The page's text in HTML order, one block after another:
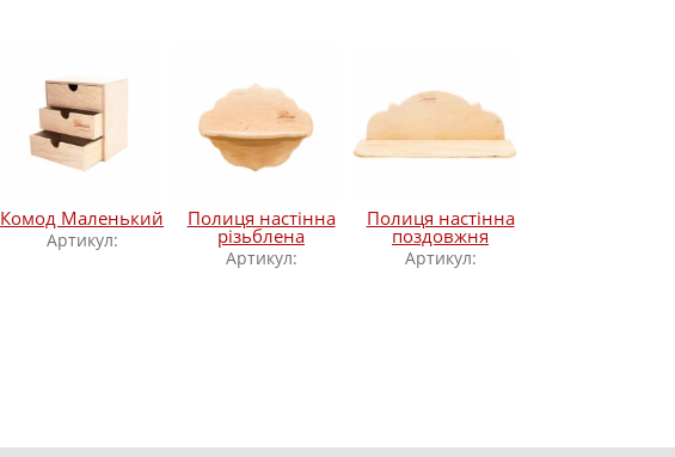
Комод Маленький
Артикул:
Полиця настінна
різьблена
Артикул:
Полиця настінна
поздовжня
Артикул: